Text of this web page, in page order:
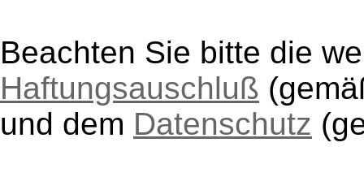
Beachten Sie bitte die
Haftungsauschluß
und dem Datenschutz